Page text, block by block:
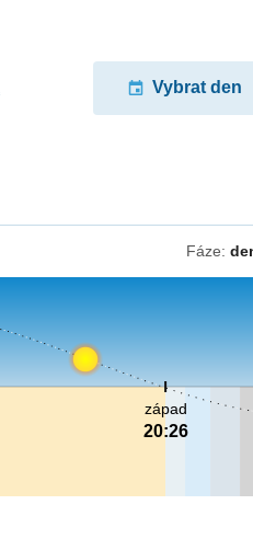
Vybrat den
Fáze:
západ
20:26